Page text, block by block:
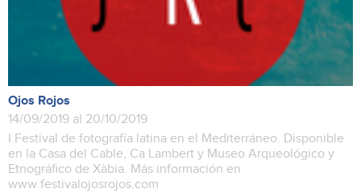
Ojos Rojos
14/09/2019 al 20/10/2019
I Festival de fotografía latina en el Mediterráneo. Disponible
en la Casa del Cable, Ca Lambert y Museo Arqueológico y
Etnográfico de Xàbia. Más información en
www.festivalojosrojos.com